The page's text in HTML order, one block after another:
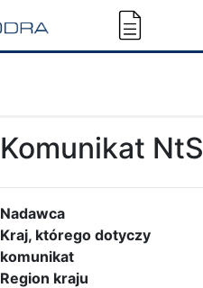
Komunikat NtS
Nadawca
Kraj, którego dotyczy
komunikat
Region kraju